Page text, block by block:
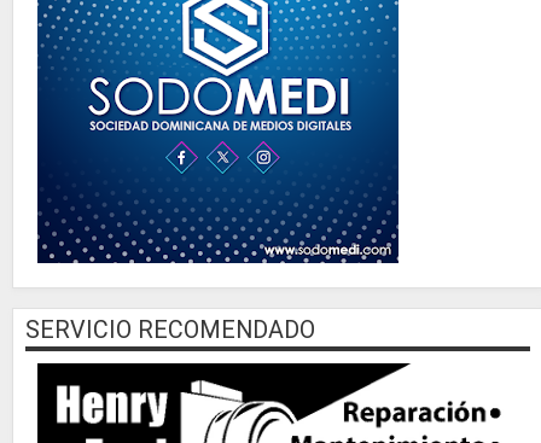
SERVICIO RECOMENDADO